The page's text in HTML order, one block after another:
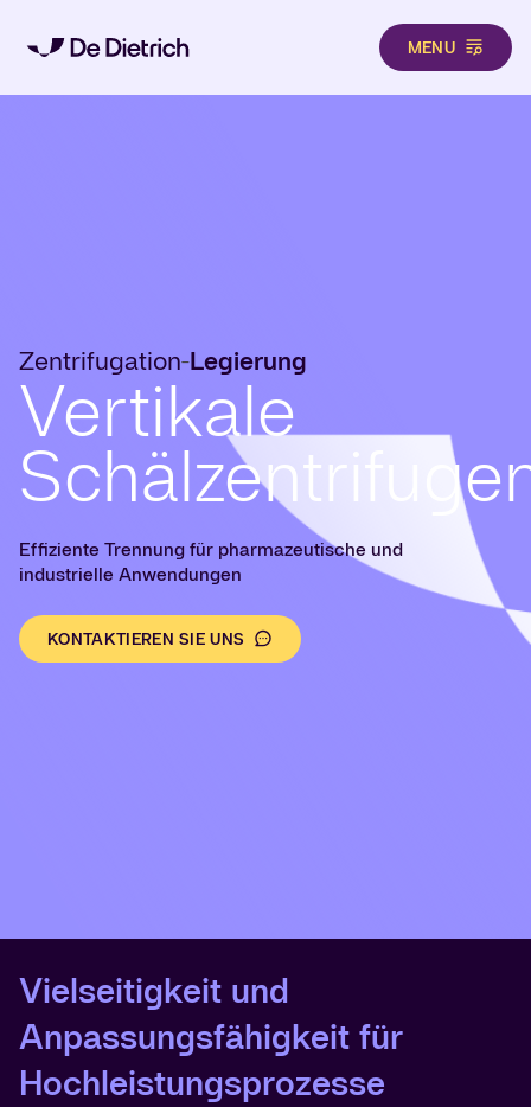
MENU
Zentrifugation-Legierung
Vertikale
Effiziente Trennung für pharmazeutische und
industrielle Anwendungen
KONTAKTIEREN SIE UNS
Vielseitigkeit und
Anpassungsfähigkeit für
Hochleistungsprozesse